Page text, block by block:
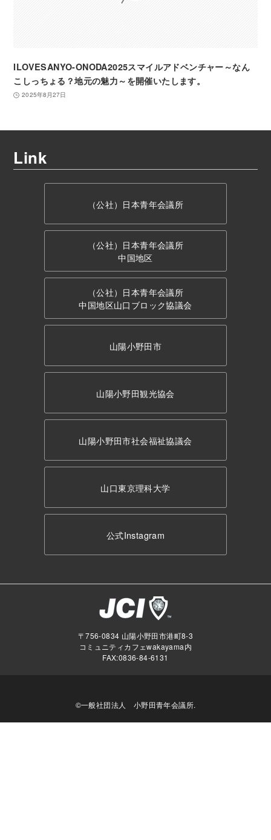
ILOVESANYO-ONODA2025スマイルアドベンチャー～なん
こしっちょる？地元の魅力～を開催いたします。
2025年8月27日
Link
（公社）日本青年会議所
（公社）日本青年会議所
中国地区
（公社）日本青年会議所
中国地区山口ブロック協議会
山陽小野田市
山陽小野田観光協会
山陽小野田市社会福祉協議会
山口東京理科大学
公式Instagram
〒756-0834 山陽小野田市港町8-3
コミュニティカフェwakayama内
FAX:0836-84-6131
©一般社団法人 小野田青年会議所.